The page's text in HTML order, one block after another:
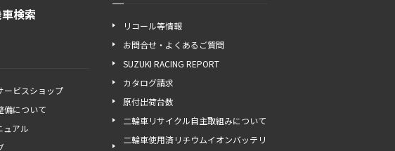
検索
ービスショップ
備について
ュアル
リコール等情報
お問合せ・よくあるご質問
SUZUKI RACING REPORT
カタログ請求
原付出荷台数
二輪車リサイクル自主取組みについて
二輪車使用済リチウムイオンバッテリ